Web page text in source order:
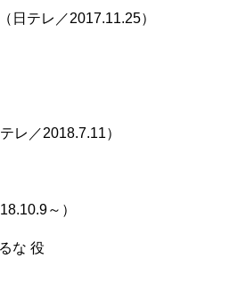
（日テレ／2017.11.25）
テレ／2018.7.11）
～）
な 役